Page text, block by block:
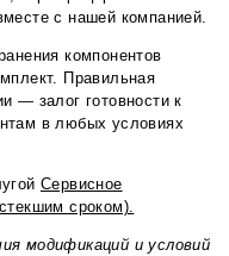
с нашей компанией.
компонентов
Правильная
— залог готовности к
в любых условиях
Сервисное
сроком).
модификаций и условий